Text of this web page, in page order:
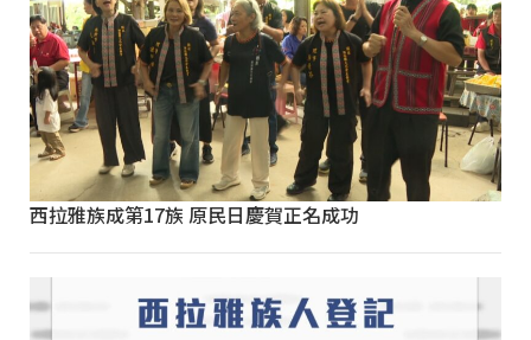
西拉雅族成第17族 原民日慶賀正名成功